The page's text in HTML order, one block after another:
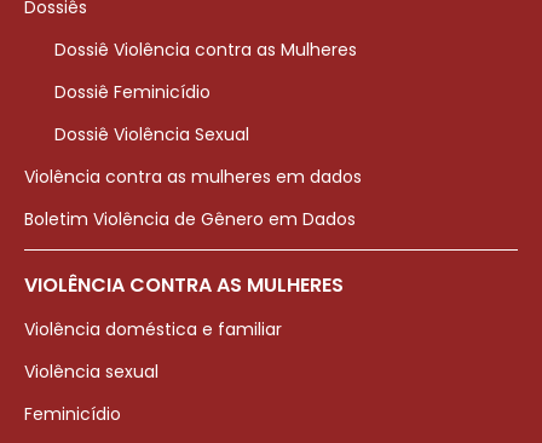
Dossiês
Dossiê Violência contra as Mulheres
Dossiê Feminicídio
Dossiê Violência Sexual
Violência contra as mulheres em dados
Boletim Violência de Gênero em Dados
VIOLÊNCIA CONTRA AS MULHERES
Violência doméstica e familiar
Violência sexual
Feminicídio